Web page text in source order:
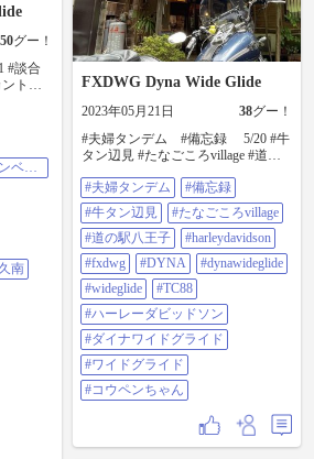
50グー！
#ハ
ワイド
ウペ
ベー
南
FXDWG Dyna Wide Glide
2023年05月21日 38グー！
#夫婦タンデム #備忘録 5/20 #牛
タン辺見 #たなごころvillage #道の
#dyna #dynawideglide #wideglide #tc88
#ハーレーダビッドソン #ダイナワ
イドグライド #ワイドグライド #コ
ウペンちゃん
#夫婦タンデム
#備忘録
#牛タン辺見
#たなごころvillage
#道の駅八王子
#harleydavidson
#fxdwg
#DYNA
#dynawideglide
#wideglide
#TC88
#ハーレーダビッドソン
#ダイナワイドグライド
#ワイドグライド
#コウペンちゃん